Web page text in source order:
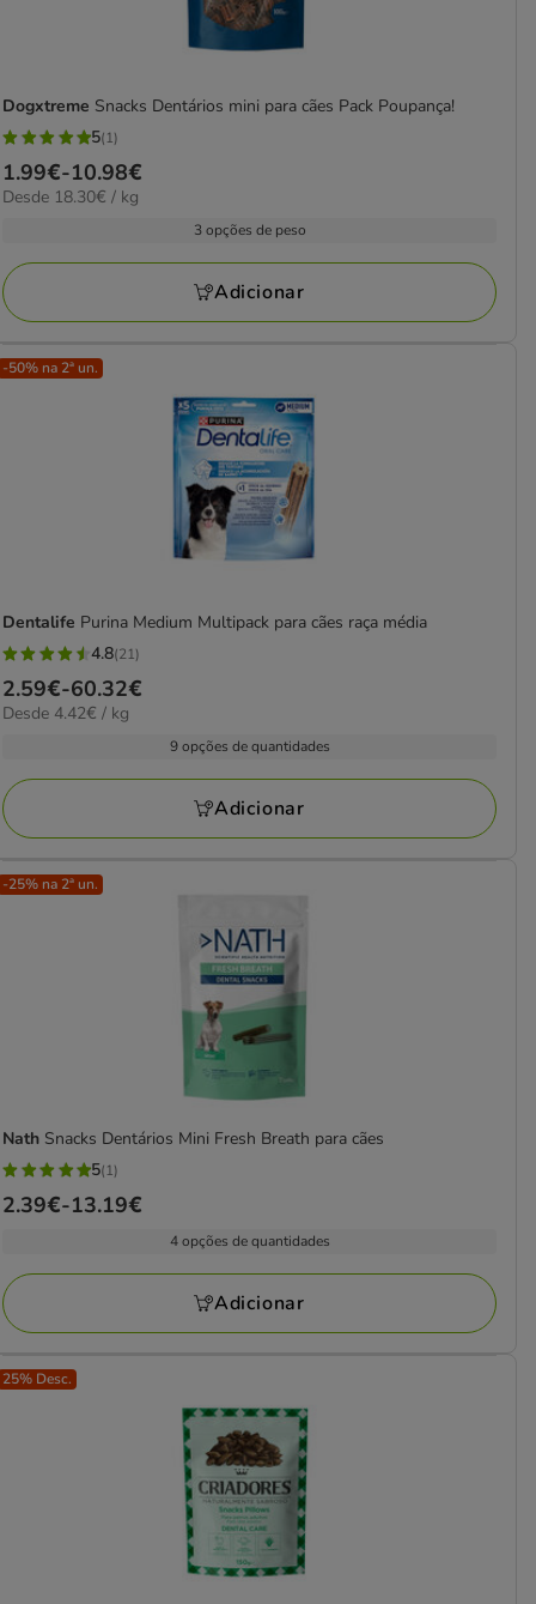
Dogxtreme Snacks Dentários mini para cães Pack Poupança!
5
estrelas
com
avaliações
5(1)
Preço
de
10.98€
1.99€-10.98€
18.30€
Desde 18.30€ / kg
3 opções de peso
Adicionar
-50% na 2ª un.
Dentalife Purina Medium Multipack para cães raça média
4.8
estrelas
com
avaliações
4.8(21)
Preço
de
60.32€
2.59€-60.32€
4.42€
Desde 4.42€ / kg
9 opções de quantidades
Adicionar
-25% na 2ª un.
Nath Snacks Dentários Mini Fresh Breath para cães
5
estrelas
avaliações
5(1)
Preço
a
13.19€
2.39€-13.19€
4 opções de quantidades
Adicionar
25% Desc.